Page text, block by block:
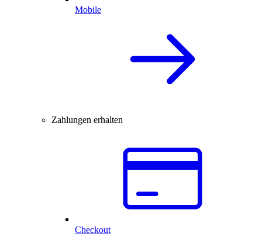
Mobile
Zahlungen erhalten
Checkout